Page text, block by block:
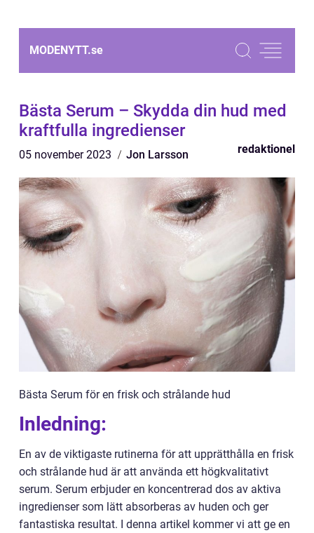
MODENYTT.se
Bästa Serum – Skydda din hud med
kraftfulla ingredienser
05 november 2023 Jon Larsson redaktionel
Bästa Serum för en frisk och strålande hud
Inledning:
En av de viktigaste rutinerna för att upprätthålla en frisk
och strålande hud är att använda ett högkvalitativt
serum. Serum erbjuder en koncentrerad dos av aktiva
ingredienser som lätt absorberas av huden och ger
fantastiska resultat. I denna artikel kommer vi att ge en